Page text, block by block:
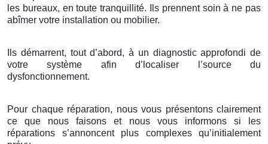
les bureaux, en toute tranquillité. Ils prennent soin à ne pas
abîmer votre installation ou mobilier.
Ils démarrent, tout d’abord, à un diagnostic approfondi de
votre système afin d’localiser l’source du
dysfonctionnement.
Pour chaque réparation, nous vous présentons clairement
ce que nous faisons et nous vous informons si les
réparations s’annoncent plus complexes qu’initialement